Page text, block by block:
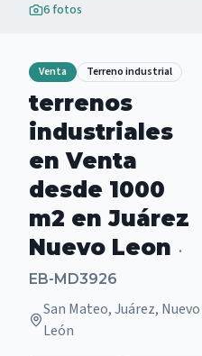
6fotos
Venta Terreno industrial
terrenos
industriales
en Venta
desde 1000
m2 en Juárez
Nuevo Leon ·
EB-MD3926
San Mateo, Juárez, Nuevo
León